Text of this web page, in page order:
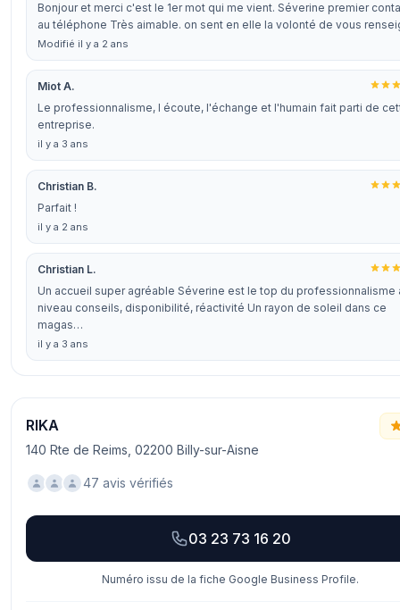
Bonjour et merci c'est le 1er mot qui me vient. Séverine premier
au téléphone Très aimable. on sent en elle la volonté de vous
Modifié il y a 2 ans
Miot A.
Le professionnalisme, l écoute, l'échange et l'humain fait parti de
entreprise.
il y a 3 ans
Christian B.
Parfait !
il y a 2 ans
Christian L.
Un accueil super agréable Séverine est le top du professionnalisme
niveau conseils, disponibilité, réactivité Un rayon de soleil dans ce
magas…
il y a 3 ans
RIKA
140 Rte de Reims, 02200 Billy-sur-Aisne
47 avis vérifiés
03 23 73 16 20
Numéro issu de la fiche Google Business Profile.